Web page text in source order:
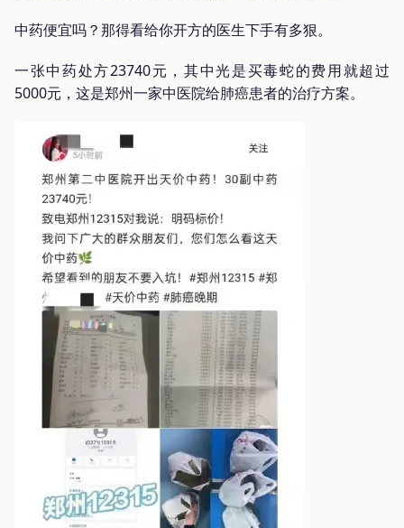
中药便宜吗？那得看给你开方的医生下手有多狠。
一张中药处方23740元，其中光是买毒蛇的费用就超过
5000元，这是郑州一家中医院给肺癌患者的治疗方案。